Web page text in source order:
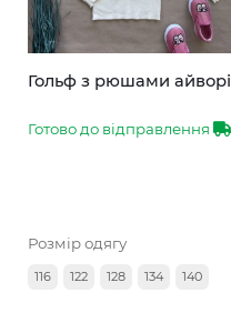
Гольф з рюшами айворі
Готово до відправлення
Розмір одягу
116 122 128 134 140